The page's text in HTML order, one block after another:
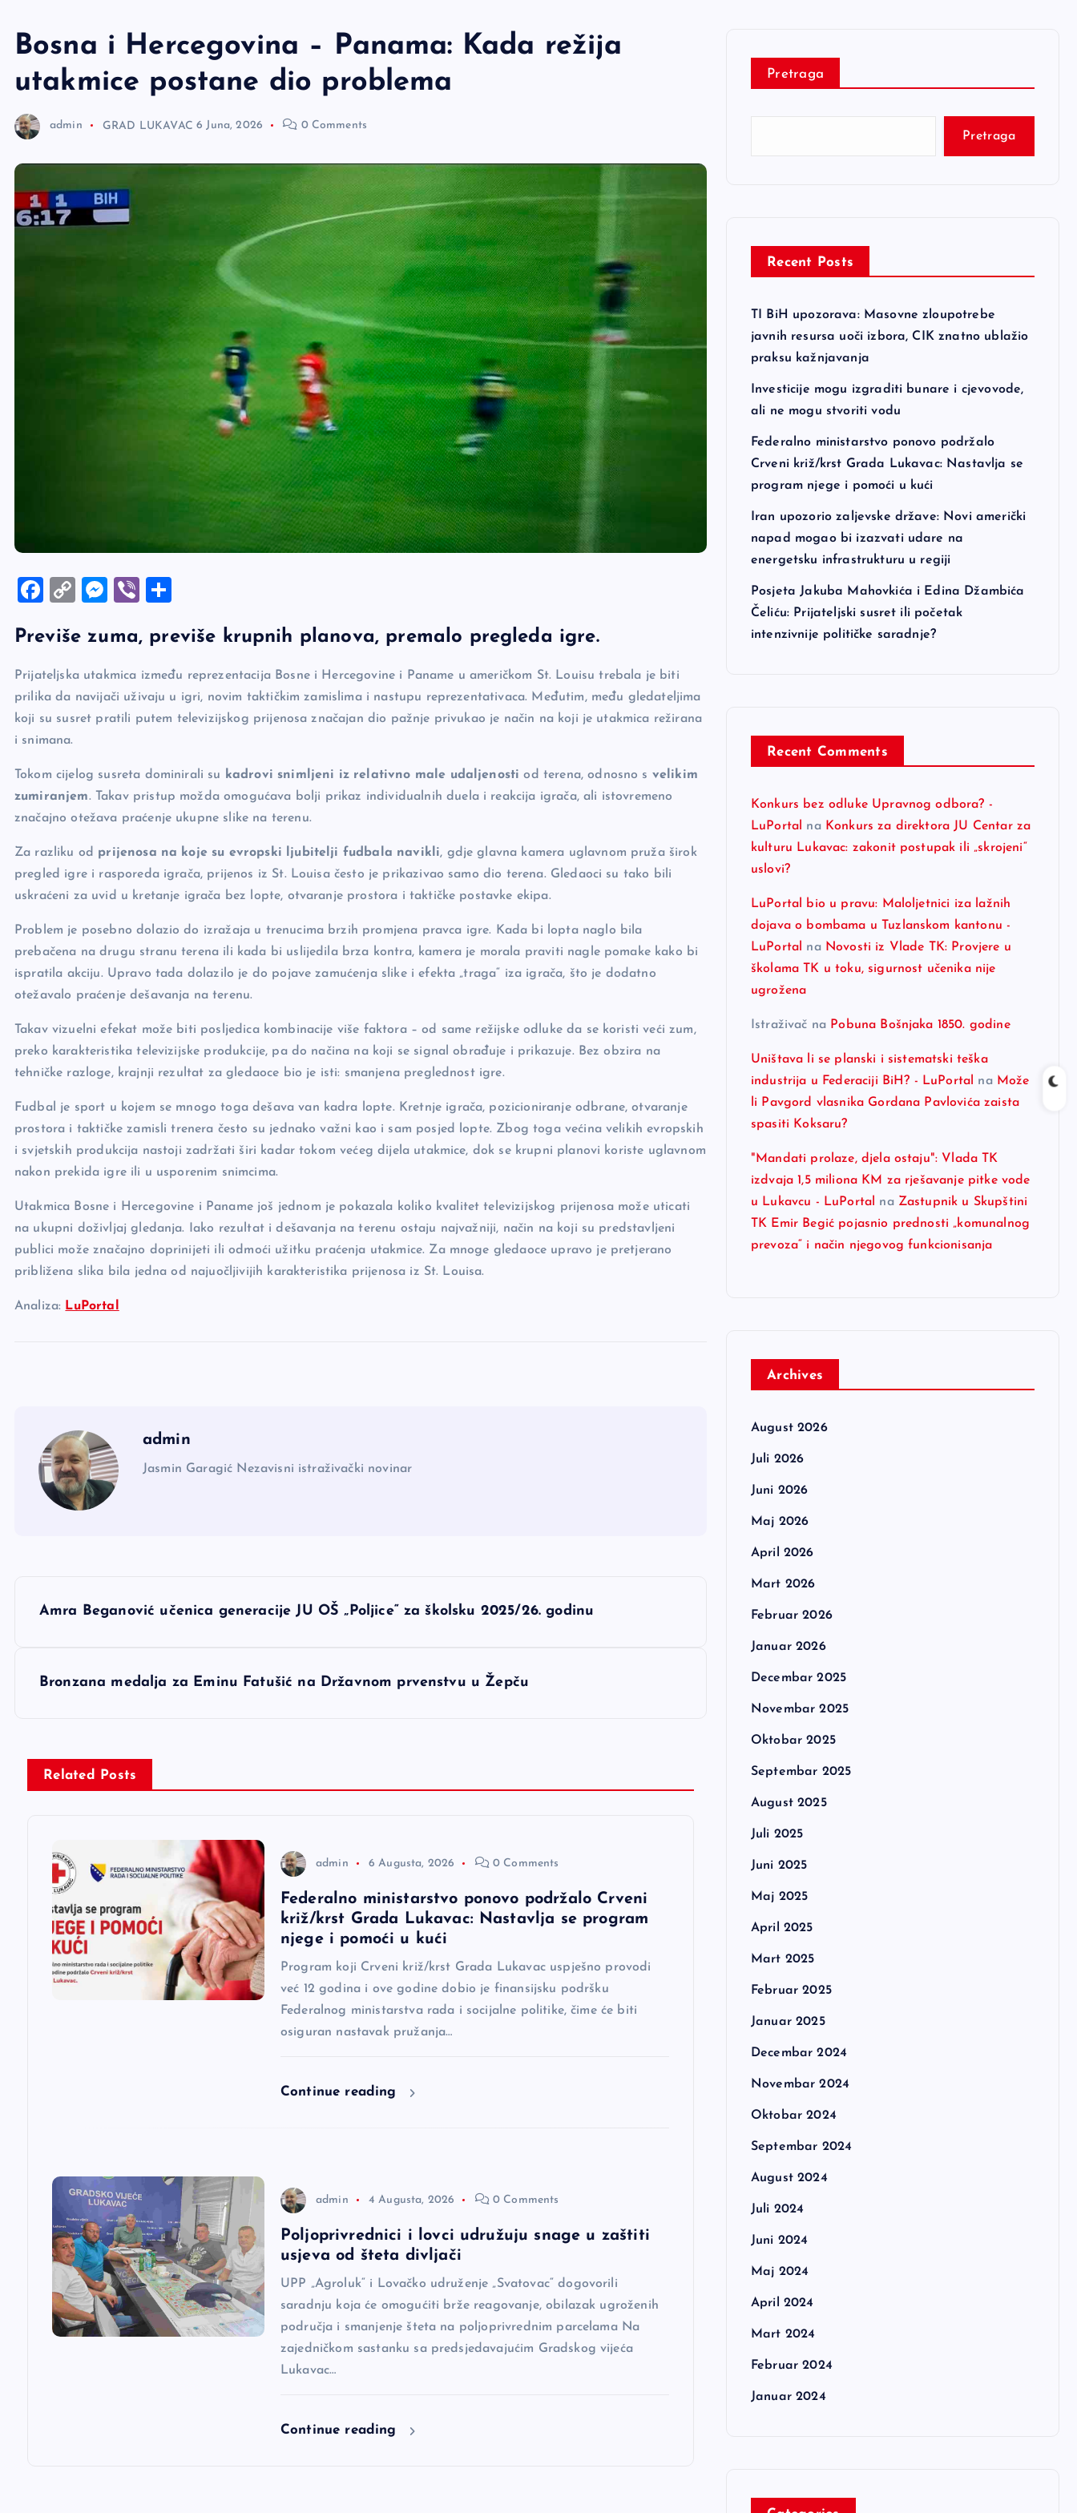
Bosna i Hercegovina – Panama: Kada režija
utakmice postane dio problema
admin GRAD LUKAVAC 6 Juna, 2026 0 Comments
F
c
e
b
o
o
k
C
p
y
Li
n
M
se
n
g
er
Vi
er ar
e
Previše zuma, previše krupnih planova, premalo pregleda igre.
Prijateljska utakmica između reprezentacija Bosne i Hercegovine i Paname u američkom St. Louisu trebala je biti
prilika da navijači uživaju u igri, novim taktičkim zamislima i nastupu reprezentativaca. Međutim, među gledateljima
koji su susret pratili putem televizijskog prijenosa značajan dio pažnje privukao je način na koji je utakmica režirana
i snimana.
Tokom cijelog susreta dominirali su kadrovi snimljeni iz relativno male udaljenosti od terena, odnosno s velikim
zumiranjem. Takav pristup možda omogućava bolji prikaz individualnih duela i reakcija igrača, ali istovremeno
značajno otežava praćenje ukupne slike na terenu.
Za razliku od prijenosa na koje su evropski ljubitelji fudbala navikli, gdje glavna kamera uglavnom pruža širok
pregled igre i rasporeda igrača, prijenos iz St. Louisa često je prikazivao samo dio terena. Gledaoci su tako bili
uskraćeni za uvid u kretanje igrača bez lopte, otvaranje prostora i taktičke postavke ekipa.
Problem je posebno dolazio do izražaja u trenucima brzih promjena pravca igre. Kada bi lopta naglo bila
prebačena na drugu stranu terena ili kada bi uslijedila brza kontra, kamera je morala praviti nagle pomake kako bi
ispratila akciju. Upravo tada dolazilo je do pojave zamućenja slike i efekta „traga“ iza igrača, što je dodatno
otežavalo praćenje dešavanja na terenu.
Takav vizuelni efekat može biti posljedica kombinacije više faktora – od same režijske odluke da se koristi veći zum,
preko karakteristika televizijske produkcije, pa do načina na koji se signal obrađuje i prikazuje. Bez obzira na
tehničke razloge, krajnji rezultat za gledaoce bio je isti: smanjena preglednost igre.
Fudbal je sport u kojem se mnogo toga dešava van kadra lopte. Kretnje igrača, pozicioniranje odbrane, otvaranje
prostora i taktičke zamisli trenera često su jednako važni kao i sam posjed lopte. Zbog toga većina velikih evropskih
i svjetskih produkcija nastoji zadržati širi kadar tokom većeg dijela utakmice, dok se krupni planovi koriste uglavnom
nakon prekida igre ili u usporenim snimcima.
Utakmica Bosne i Hercegovine i Paname još jednom je pokazala koliko kvalitet televizijskog prijenosa može uticati
na ukupni doživljaj gledanja. Iako rezultat i dešavanja na terenu ostaju najvažniji, način na koji su predstavljeni
publici može značajno doprinijeti ili odmoći užitku praćenja utakmice. Za mnoge gledaoce upravo je pretjerano
približena slika bila jedna od najuočljivijih karakteristika prijenosa iz St. Louisa.
Analiza: LuPortal
admin
Jasmin Garagić Nezavisni istraživački novinar
NAmra Beganović učenica generacije JU OŠ „Poljice“ za školsku 2025/26. godinu
Bronzana medalja za Eminu Fatušić na Državnom prvenstvu u Žepču
Related Posts
admin 6 Augusta, 2026 0 Comments
Federalno ministarstvo ponovo podržalo Crveni
križ/krst Grada Lukavac: Nastavlja se program
njege i pomoći u kući
Program koji Crveni križ/krst Grada Lukavac uspješno provodi
već 12 godina i ove godine dobio je finansijsku podršku
Federalnog ministarstva rada i socijalne politike, čime će biti
osiguran nastavak pružanja…
Continue reading
admin 4 Augusta, 2026 0 Comments
Poljoprivrednici i lovci udružuju snage u zaštiti
usjeva od šteta divljači
UPP „Agroluk“ i Lovačko udruženje „Svatovac“ dogovorili
saradnju koja će omogućiti brže reagovanje, obilazak ugroženih
područja i smanjenje šteta na poljoprivrednim parcelama Na
zajedničkom sastanku sa predsjedavajućim Gradskog vijeća
Lukavac…
Continue reading
Pretraga
Pretraga
Recent Posts
TI BiH upozorava: Masovne zloupotrebe
javnih resursa uoči izbora, CIK znatno ublažio
praksu kažnjavanja
Investicije mogu izgraditi bunare i cjevovode,
ali ne mogu stvoriti vodu
Federalno ministarstvo ponovo podržalo
Crveni križ/krst Grada Lukavac: Nastavlja se
program njege i pomoći u kući
Iran upozorio zaljevske države: Novi američki
napad mogao bi izazvati udare na
energetsku infrastrukturu u regiji
Posjeta Jakuba Mahovkića i Edina Džambića
Čeliću: Prijateljski susret ili početak
intenzivnije političke saradnje?
Recent Comments
Konkurs bez odluke Upravnog odbora? -
LuPortal
na Konkurs za direktora JU Centar za
kulturu Lukavac: zakonit postupak ili „skrojeni“
uslovi?
LuPortal bio u pravu: Maloljetnici iza lažnih
dojava o bombama u Tuzlanskom kantonu -
LuPortal
na Novosti iz Vlade TK: Provjere u
školama TK u toku, sigurnost učenika nije
ugrožena
Istraživač na Pobuna Bošnjaka 1850. godine
Uništava li se planski i sistematski teška
industrija u Federaciji BiH? - LuPortal
na Može
li Pavgord vlasnika Gordana Pavlovića zaista
spasiti Koksaru?
"Mandati prolaze, djela ostaju": Vlada TK
izdvaja 1,5 miliona KM za rješavanje pitke vode
u Lukavcu - LuPortal
na Zastupnik u Skupštini
TK Emir Begić pojasnio prednosti „komunalnog
prevoza“ i način njegovog funkcionisanja
Archives
August 2026
Juli 2026
Juni 2026
Maj 2026
April 2026
Mart 2026
Februar 2026
Januar 2026
Decembar 2025
Novembar 2025
Oktobar 2025
Septembar 2025
August 2025
Juli 2025
Juni 2025
Maj 2025
April 2025
Mart 2025
Februar 2025
Januar 2025
Decembar 2024
Novembar 2024
Oktobar 2024
Septembar 2024
August 2024
Juli 2024
Juni 2024
Maj 2024
April 2024
Mart 2024
Februar 2024
Januar 2024